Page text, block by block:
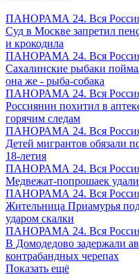
ПАНОРАМА 24. Вся
Суд в Москве запретил
и крокодила
ПАНОРАМА 24. Вся
Сахалинские рыбаки
она же - рыба-собака
ПАНОРАМА 24. Вся
Россиянин похитил в
горячим следам
ПАНОРАМА 24. Вся
Детей мигрантов обязали
18-летия
ПАНОРАМА 24. Вся
Медвежат-попрошаек
ПАНОРАМА 24. Вся
Жительница Приамурья
ударом скалки
ПАНОРАМА 24. Вся
В Домодедово задержали
контрабандных черепах
Показать ещё